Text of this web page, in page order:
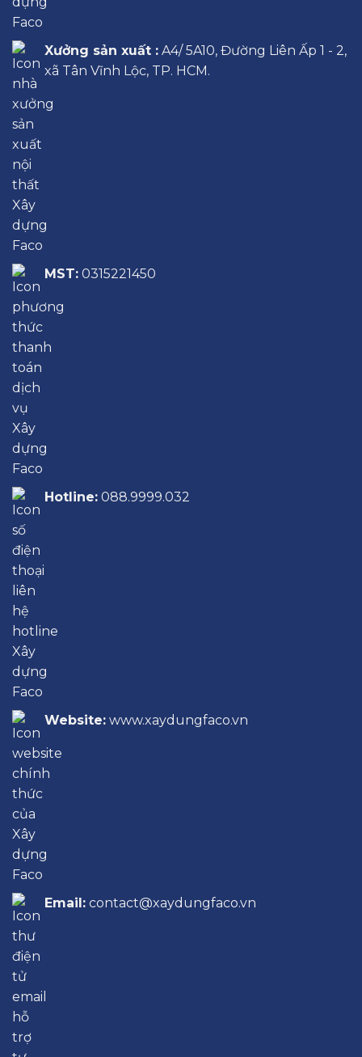
Xưởng sản xuất : A4/ 5A10, Đường Liên Ấp 1 - 2,
xã Tân Vĩnh Lộc, TP. HCM.
MST: 0315221450
Hotline: 088.9999.032
Website: www.xaydungfaco.vn
Email: contact@xaydungfaco.vn